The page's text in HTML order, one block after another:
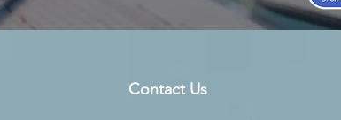
Contact Us